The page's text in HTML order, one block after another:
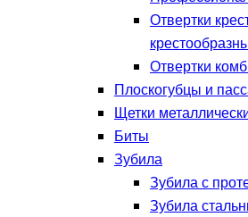
Отвертки
Отвертки
Плоскогубцы и
Щетки
Биты
Зубила
Зубила с
Зубила